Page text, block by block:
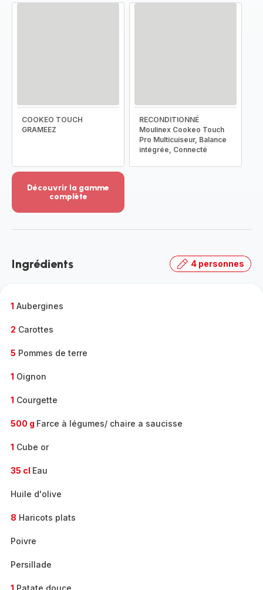
COOKEO TOUCH
GRAMEEZ
RECONDITIONNÉ
Moulinex Cookeo Touch
Pro Multicuiseur, Balance
intégrée, Connecté
Découvrir la gamme
complète
-
gamme
Ingrédients 4 personnes
1 Aubergines
2 Carottes
5 Pommes de terre
1 Oignon
1 Courgette
500 g Farce à légumes/ chaire a saucisse
1 Cube or
35 cl Eau
Huile d'olive
8 Haricots plats
Poivre
Persillade
1 Patate douce